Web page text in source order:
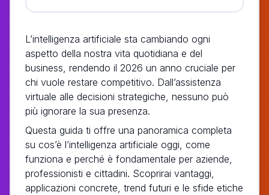
L’intelligenza artificiale sta cambiando ogni
aspetto della nostra vita quotidiana e del
business, rendendo il 2026 un anno cruciale per
chi vuole restare competitivo. Dall’assistenza
virtuale alle decisioni strategiche, nessuno può
più ignorare la sua presenza.
Questa guida ti offre una panoramica completa
su cos’è l’intelligenza artificiale oggi, come
funziona e perché è fondamentale per aziende,
professionisti e cittadini. Scoprirai vantaggi,
applicazioni concrete, trend futuri e le sfide etiche